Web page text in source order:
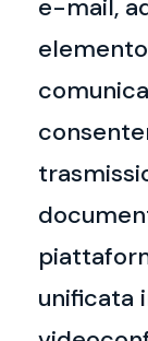
e-mail,
unificata